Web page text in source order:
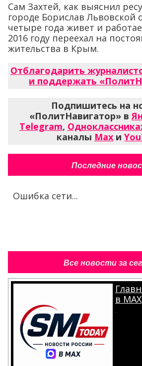
Сам Захтей, как выяснил
городе Борислав Львовской
четыре года живет и
2016 году переехал на
жительства в Крым.
Отблагодарить
и поддержать
Подпишитесь на
«ПолитНавигатор» в
Telegram,
каналы Max и
Последние
Ошибка сети...
Все новости за
в MAX
.